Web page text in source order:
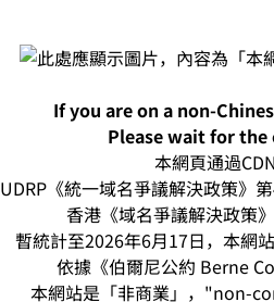
If you are on a non-
Please wait for
本網頁通過
UDRP《統一域名爭議解決政策》
香港《域名爭議解決政策
暫統計至2026年6月17日，本網
依據《伯爾尼公約 Berne
本網站是「非商業」，"non-